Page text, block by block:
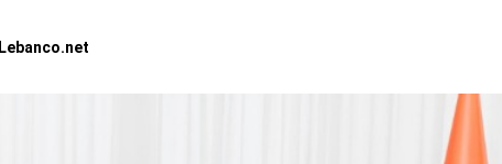
Lebanco.net